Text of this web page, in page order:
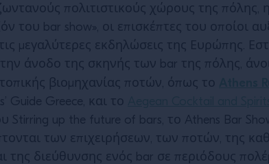
πολιτιστικούς χώρους της πόλης,
του bar show», οι επισκέπτες του οποίοι
μεγαλύτερες εκδηλώσεις της Ευρώπης.
άνοδο της σκηνής των bar της πόλης,
βιομηχανίας ποτών, όπως το
Guide Greece, και το
Stirring up the future of bars, το Athens Bar
των επιχειρήσεων, των ποτών, της
της διεύθυνσης ενός bar σε περιόδους